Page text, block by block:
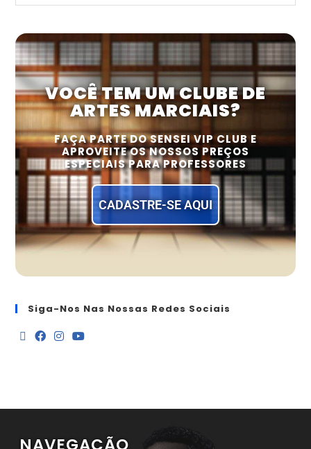
VOCÊ TEM UM CLUBE DE
ARTES MARCIAIS?
FAÇA PARTE DO SENSEI VIP CLUB E
APROVEITE OS NOSSOS PREÇOS
ESPECIAIS PARA PROFESSORES
CADASTRE-SE AQUI
Siga-Nos Nas Nossas Redes Sociais